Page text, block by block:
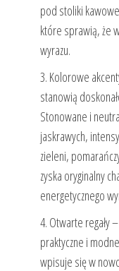
pod stoliki
które sprawią, że
wyrazu.
3. Kolorowe
stanowią
Stonowane i
jaskrawych,
zieleni,
zyska oryginalny
energetycznego
4. Otwarte regały
praktyczne i
wpisuje się w